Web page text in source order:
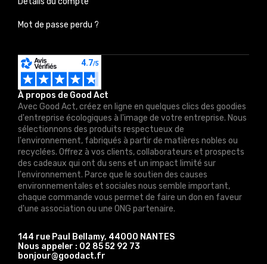
À propos de Good Act
Avec Good Act, créez en ligne en quelques clics des goodies
d'entreprise écologiques à l'image de votre entreprise. Nous
sélectionnons des produits respectueux de
l'environnement, fabriqués à partir de matières nobles ou
recyclées. Offrez à vos clients, collaborateurs et prospects
des cadeaux qui ont du sens et un impact limité sur
l'environnement. Parce que le soutien des causes
environnementales et sociales nous semble important,
chaque commande vous permet de faire un don en faveur
d'une association ou une ONG partenaire.
144 rue Paul Bellamy, 44000 NANTES
Nous appeler : 02 85 52 92 73
bonjour@goodact.fr
Mot de passe perdu ?